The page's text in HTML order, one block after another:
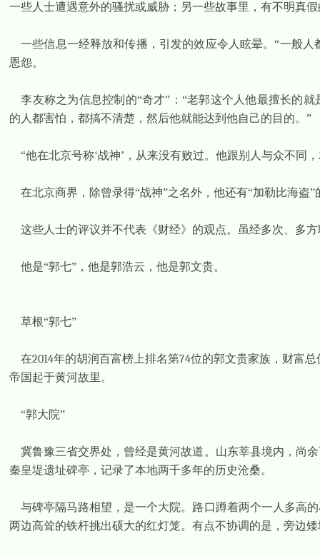
一些人士遭遇意外的骚扰或威胁；另一些故事里，有不明真
一些信息一经释放和传播，引发的效应令人眩晕。“一般人
恩怨。
李友称之为信息控制的“奇才”：“老郭这个人他最擅长的
的人都害怕，都搞不清楚，然后他就能达到他自己的目的。”
“他在北京号称‘战神’，从来没有败过。他跟别人与众不同
在北京商界，除曾录得“战神”之名外，他还有“加勒比海盗
这些人士的评议并不代表《财经》的观点。虽经多次、多
他是“郭七”，他是郭浩云，他是郭文贵。
草根“郭七”
在2014年的胡润百富榜上排名第74位的郭文贵家族，财富总
帝国起于黄河故里。
“郭大院”
冀鲁豫三省交界处，曾经是黄河故道。山东莘县境内，尚
秦皇堤遗址碑亭，记录了本地两千多年的历史沧桑。
与碑亭隔马路相望，是一个大院。路口蹲着两个一人多高
两边高耸的铁杆挑出硕大的红灯笼。有点不协调的是，旁边